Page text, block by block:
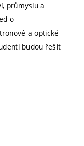
průmyslu a
o
a optické
budou řešit